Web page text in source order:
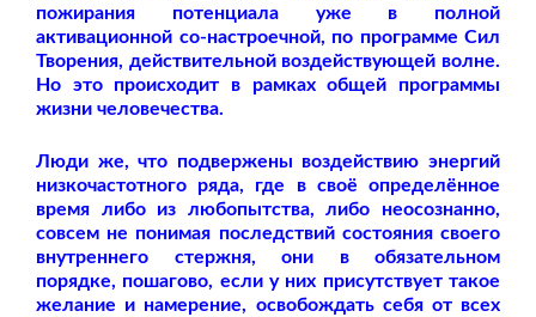
пожирания потенциала уже в полной
активационной со-настроечной, по программе Сил
Творения, действительной воздействующей волне.
Но это происходит в рамках общей программы
жизни человечества.
Люди же, что подвержены воздействию энергий
низкочастотного ряда, где в своё определённое
время либо из любопытства, либо неосознанно,
совсем не понимая последствий состояния своего
внутреннего стержня, они в обязательном
порядке, пошагово, если у них присутствует такое
желание и намерение, освобождать себя от всех